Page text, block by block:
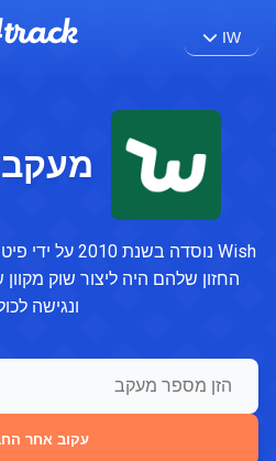
IW
מעקב WishPost
החזון שלהם היה ליצור שוק
ונגישה
עקוב אחר